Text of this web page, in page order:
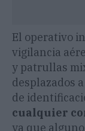
El operativo
vigilancia
y patrullas
desplazados
de
cualquier
ya que